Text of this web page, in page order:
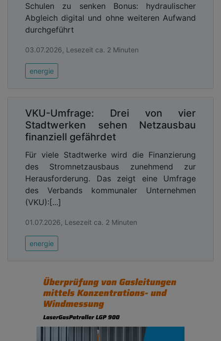
Schulen zu senken Bonus: hydraulischer
Abgleich digital und ohne weiteren Aufwand
durchgeführt
03.07.2026, Lesezeit ca. 2 Minuten
energie
VKU-Umfrage: Drei von vier
Stadtwerken sehen Netzausbau
finanziell gefährdet
Für viele Stadtwerke wird die Finanzierung
des Stromnetzausbaus zunehmend zur
Herausforderung. Das zeigt eine Umfrage
des Verbands kommunaler Unternehmen
(VKU):[...]
01.07.2026, Lesezeit ca. 2 Minuten
energie